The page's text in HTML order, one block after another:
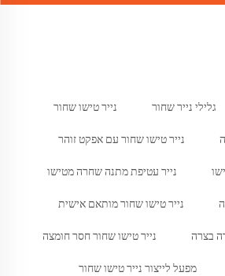
גלילי נייר שחור נייר טישו שחור
נייר טישו שחור עם אפקט זוהר
נייר עטיפת מתנה שחרה מטישו
נייר טישו שחור מותאם אישית
בצרה נייר טישו שחור חסר חומצה
מפעל לייצור נייר טישו שחור